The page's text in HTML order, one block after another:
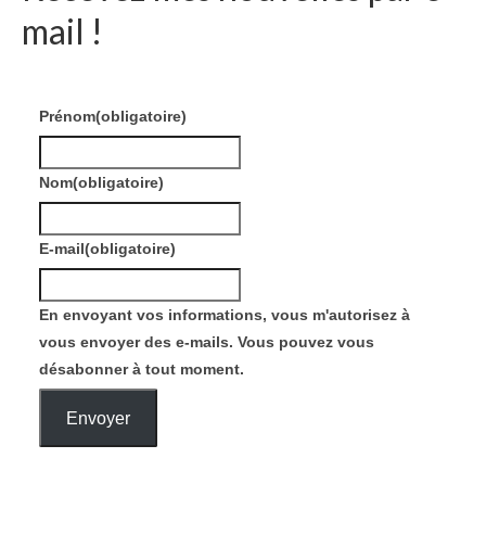
mail !
Prénom(obligatoire)
Nom(obligatoire)
E-mail(obligatoire)
En envoyant vos informations, vous m'autorisez à
vous envoyer des e-mails. Vous pouvez vous
désabonner à tout moment.
Envoyer